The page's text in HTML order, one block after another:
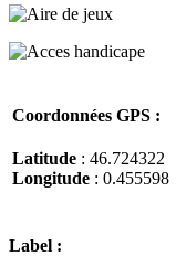
Coordonnées GPS :
Latitude : 46.724322
Longitude : 0.455598
Label :